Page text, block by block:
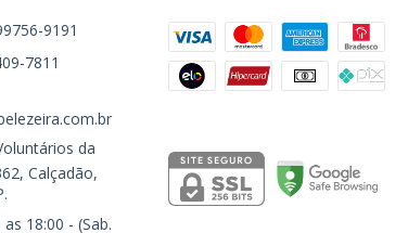
9191
7811
da
Calçadão,
as 18:00 - (Sab.